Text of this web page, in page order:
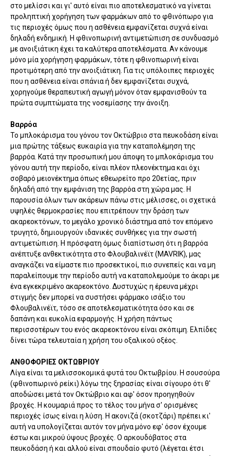
στο μελίσσι και γι' αυτό είναι πιο αποτελεσματικό να γίνεται
προληπτική χορήγηση των φαρμάκων από το φθινόπωρο για
τις περιοχές όμως που η ασθένεια εμφανίζεται συχνά είναι
δηλαδή ενδημική. Η φθινοπωρινή αντιμετώπιση σε συνδυασμό
με ανοιξιάτικη έχει τα καλύτερα αποτελέσματα. Αν κάνουμε
μόνο μία χορήγηση φαρμάκων, τότε η φθινοπωρινή είναι
προτιμότερη από την ανοιξιάτικη. Για τις υπόλοιπες περιοχές
που η ασθένεια είναι σπάνια ή δεν εμφανίζεται συχνά,
χορηγούμε θεραπευτική αγωγή μόνον όταν εμφανισθούν τα
πρώτα συμπτώματα της νοσεμίασης την άνοιξη.
Βαρρόα
Το μπλοκάρισμα του γόνου τον Οκτώβριο στα πευκοδάση είναι
μια πρώτης τάξεως ευκαιρία για την καταπολέμηση της
βαρρόα. Κατά την προσωπική μου άποψη το μπλοκάρισμα του
γόνου αυτή την περίοδο, είναι πλέον πλεονέκτημα και όχι
σοβαρό μειονέκτημα όπως εθεωρείτο προ 20ετίας, πριν
δηλαδή από την εμφάνιση της βαρρόα στη χώρα μας. Η
παρουσία όλων των ακάρεων πάνω στις μέλισσες, οι σχετικά
υψηλές θερμοκρασίες που επιτρέπουν την δράση των
ακαρεοκτόνων, το μεγάλο χρονικό διάστημα από τον επόμενο
τρυγητό, δημιουργούν ιδανικές συνθήκες για την σωστή
αντιμετώπιση. Η πρόσφατη όμως διαπίστωση ότι η βαρρόα
ανέπτυξε ανθεκτικότητα στο Φλουβαλινέϊτ (MAVRIK), μας
αναγκάζει να είμαστε πιο προσεκτικοί, πιο συνεπείς και να μη
παραλείπουμε την περίοδο αυτή να καταπολεμούμε το άκαρι με
ένα εγκεκριμένο ακαρεοκτόνο. Δυστυχώς η έρευνα μέχρι
στιγμής δεν μπορεί να συστήσει φάρμακο ισάξιο του
Φλουβαλινέϊτ, τόσο σε αποτελεσματικότητα όσο και σε
δαπάνη και ευκολία εφαρμογής. Η χρήση πάντως
περισσοτέρων του ενός ακαρεοκτόνου είναι σκόπιμη. Ελπίδες
δίνει τώρα τελευταία η χρήση του οξαλικού οξέος.
ΑΝΘΟΦΟΡΙΕΣ ΟΚΤΩΒΡΙΟΥ
Λίγα είναι τα μελισσοκομικά φυτά του Οκτωβρίου. Η σουσούρα
(φθινοπωρινό ρείκι) λόγω της ξηρασίας είναι σίγουρο ότι θ'
αποδώσει μετά τον Οκτώβριο και αφ' όσον προηγηθούν
βροχές. Η κουμαριά προς το τέλος του μήνα σ' ορισμένες
περιοχές ίσως είναι η λύση. Η ακονιζά (σκοτζάρι) πρέπει κι'
αυτή να υπολογίζεται αυτόν τον μήνα μόνο εφ' όσον έχουμε
έστω και μικρού ύψους βροχές. Ο αρκουδόβατος στα
πευκοδάση ή και αλλού είναι σπουδαίο φυτό (λέγεται έτσι